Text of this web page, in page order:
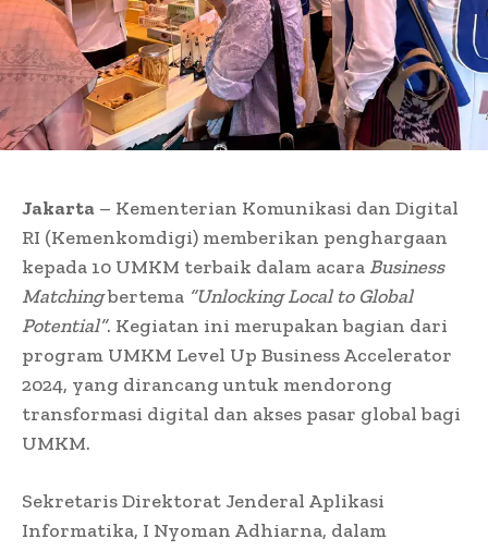
Jakarta – Kementerian Komunikasi dan Digital
RI (Kemenkomdigi) memberikan penghargaan
kepada 10 UMKM terbaik dalam acara Business
Matchingbertema “Unlocking Local to Global
Potential”. Kegiatan ini merupakan bagian dari
program UMKM Level Up Business Accelerator
2024, yang dirancang untuk mendorong
transformasi digital dan akses pasar global bagi
UMKM.
Sekretaris Direktorat Jenderal Aplikasi
Informatika, I Nyoman Adhiarna, dalam